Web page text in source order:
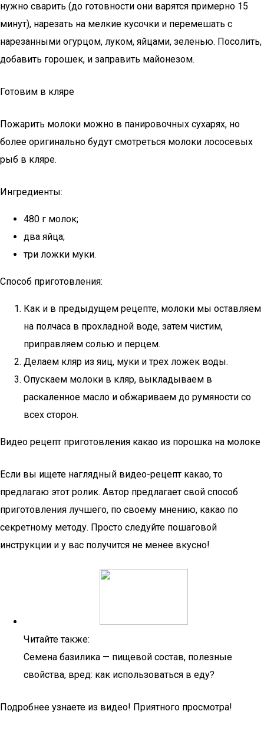
нужно сварить (до готовности они варятся примерно 15
минут), нарезать на мелкие кусочки и перемешать с
нарезанными огурцом, луком, яйцами, зеленью. Посолить,
добавить горошек, и заправить майонезом.
Готовим в кляре
Пожарить молоки можно в панировочных сухарях, но
более оригинально будут смотреться молоки лососевых
рыб в кляре.
Ингредиенты:
480 г молок;
два яйца;
три ложки муки.
Способ приготовления:
Как и в предыдущем рецепте, молоки мы оставляем
на полчаса в прохладной воде, затем чистим,
приправляем солью и перцем.
Делаем кляр из яиц, муки и трех ложек воды.
Опускаем молоки в кляр, выкладываем в
раскаленное масло и обжариваем до румяности со
всех сторон.
Видео рецепт приготовления какао из порошка на молоке
Если вы ищете наглядный видео-рецепт какао, то
предлагаю этот ролик. Автор предлагает свой способ
приготовления лучшего, по своему мнению, какао по
секретному методу. Просто следуйте пошаговой
инструкции и у вас получится не менее вкусно!
Читайте также:
Семена базилика — пищевой состав, полезные
свойства, вред: как использоваться в еду?
Подробнее узнаете из видео! Приятного просмотра!